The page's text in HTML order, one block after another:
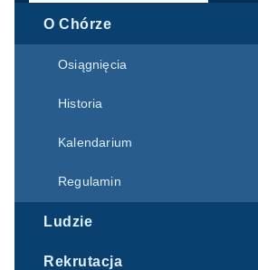
O Chórze
Osiągnięcia
Historia
Kalendarium
Regulamin
Ludzie
Rekrutacja